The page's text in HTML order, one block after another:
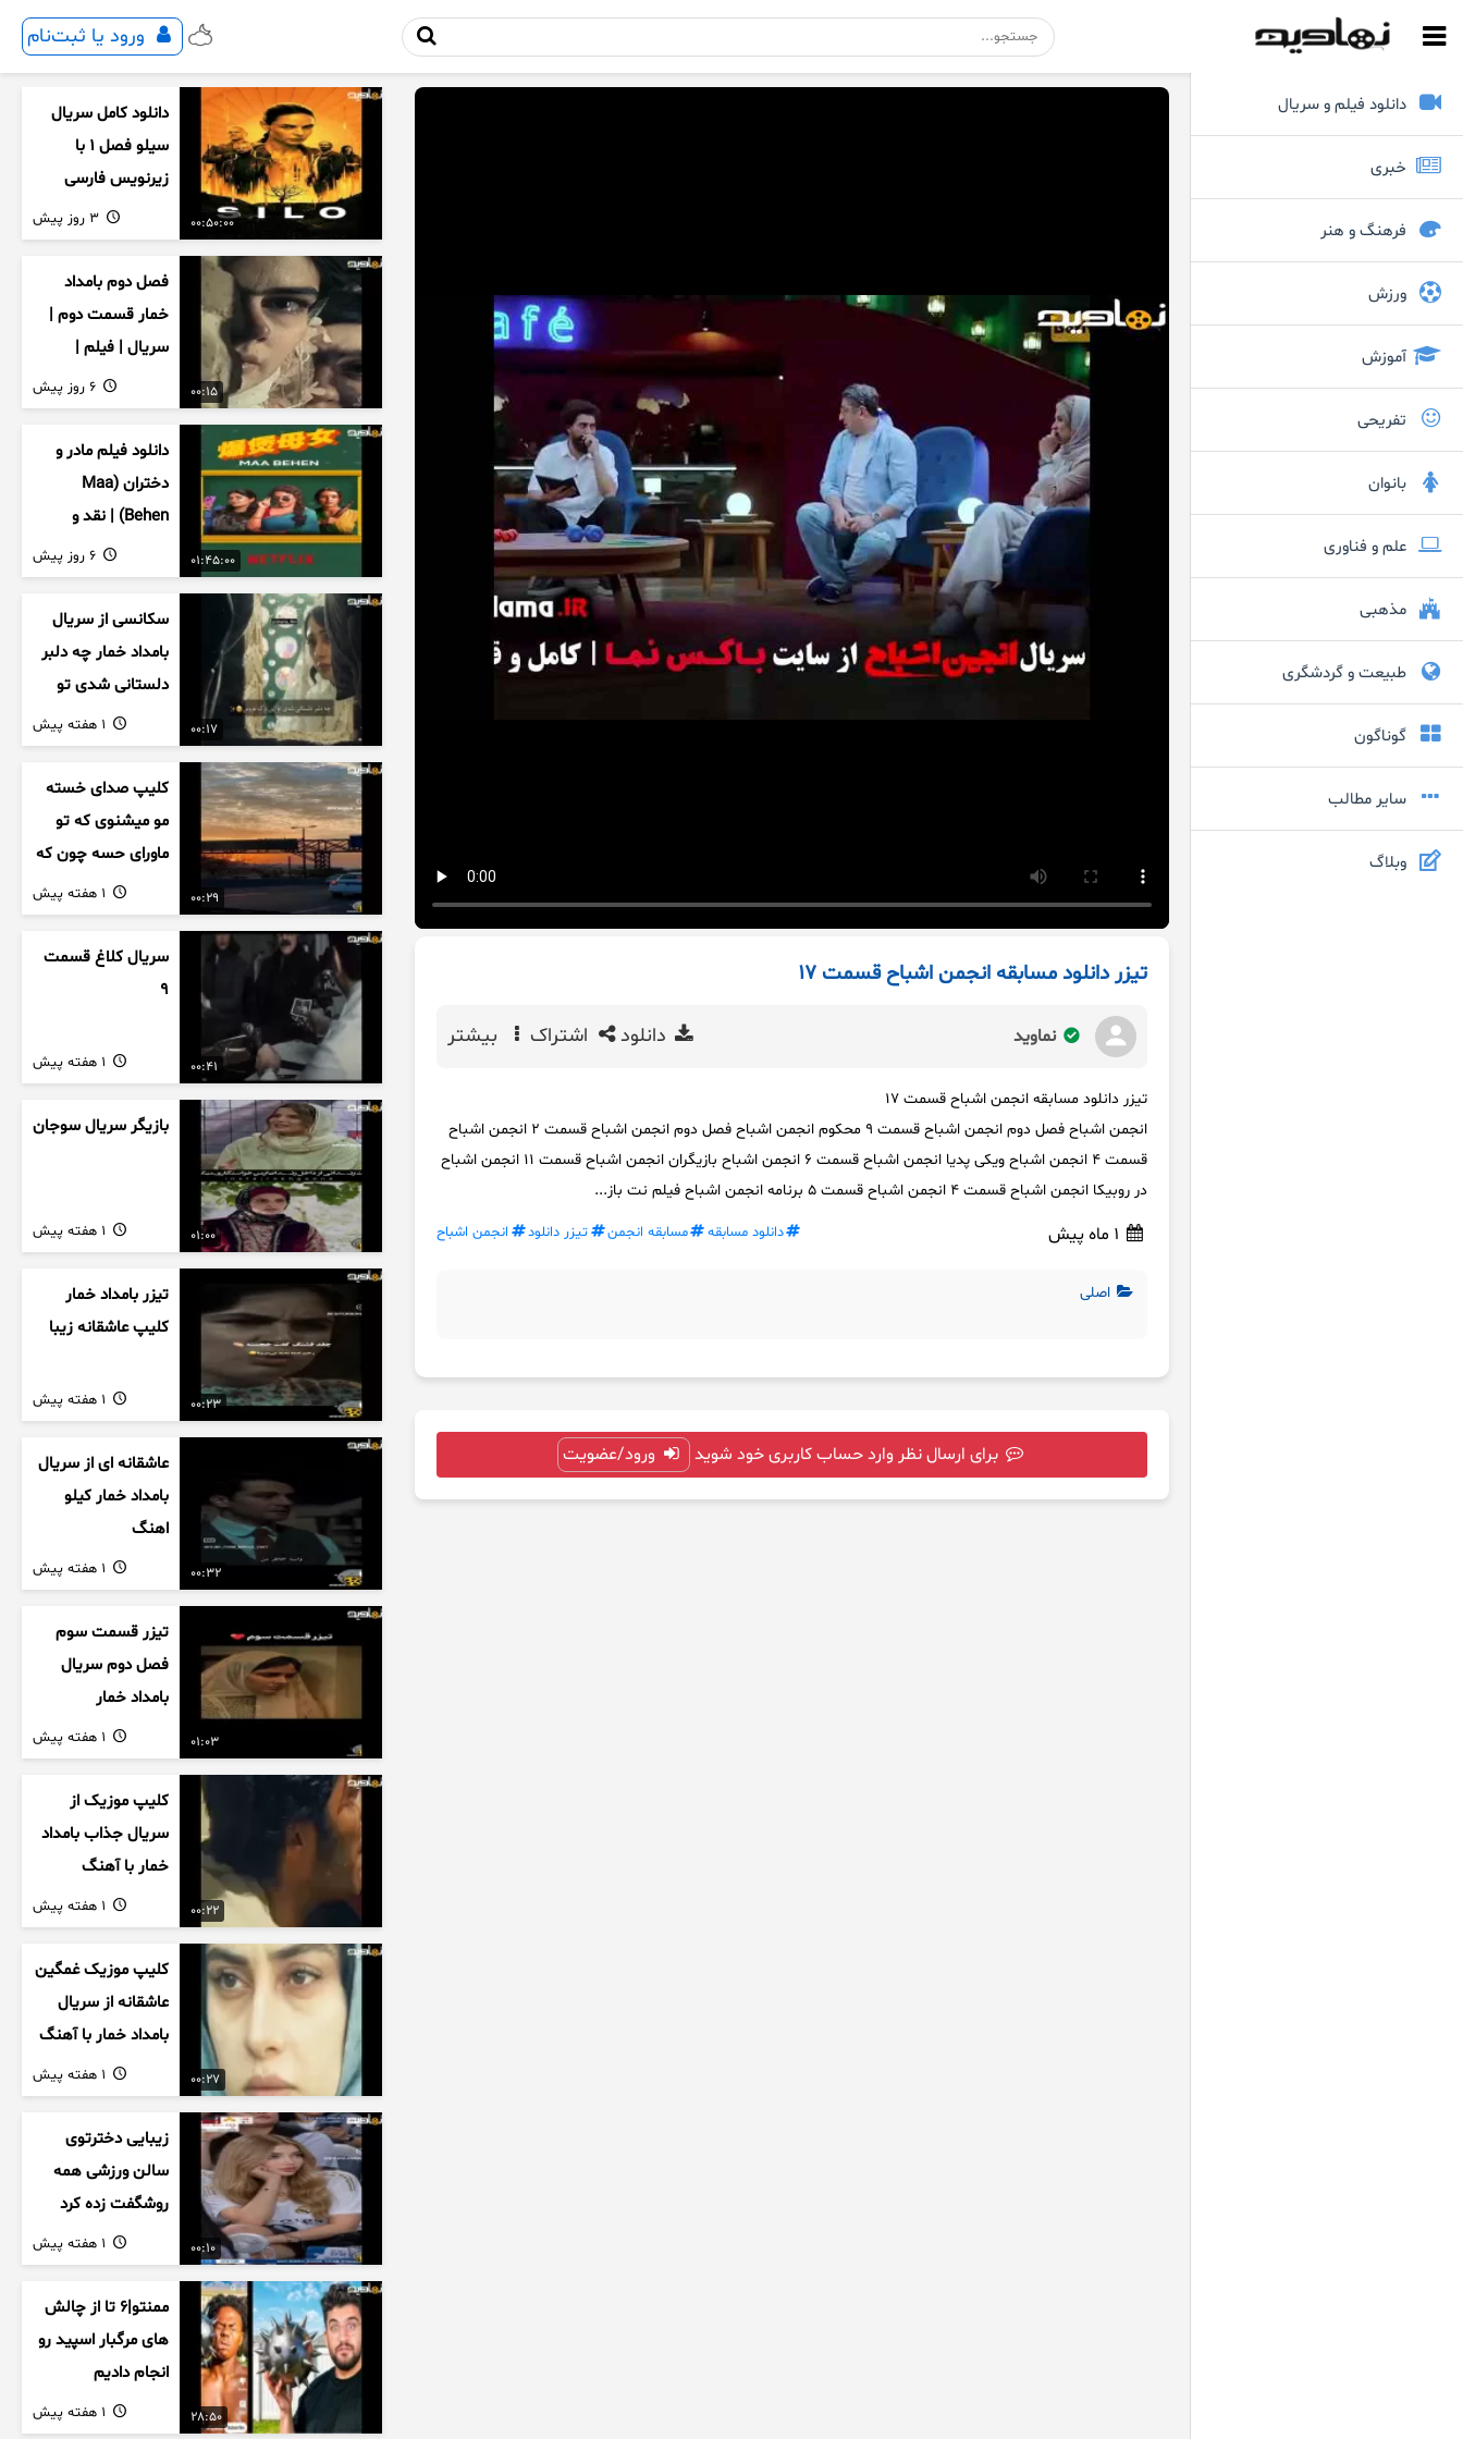
ورود یا ثبت‌نام
دانلود فیلم و سریال
خبری
فرهنگ و هنر
ورزش
آموزش
تفریحی
بانوان
علم و فناوری
مذهبی
طبیعت و گردشگری
گوناگون
سایر مطالب
وبلاگ
تیزر دانلود مسابقه انجمن اشباح قسمت 17
نماوید دانلود اشتراک بیشتر
تیزر دانلود مسابقه انجمن اشباح قسمت 17
انجمن اشباح فصل دوم انجمن اشباح قسمت ۹ محکوم انجمن اشباح فصل دوم انجمن اشباح قسمت ۲ انجمن اشباح
قسمت ۴ انجمن اشباح ویکی پدیا انجمن اشباح قسمت ۶ انجمن اشباح بازیگران انجمن اشباح قسمت ۱۱ انجمن اشباح
در روبیکا انجمن اشباح قسمت ۴ انجمن اشباح قسمت ۵ برنامه انجمن اشباح فیلم نت باز...
دانلود مسابقه مسابقه انجمن تیزر دانلود انجمن اشباح
اصلی
برای ارسال نظر وارد حساب کاربری خود شوید ورود/عضویت
00:50:00
دانلود کامل سریال
سیلو فصل ۱ با
زیرنویس فارسی
00:15
فصل دوم بامداد
خمار قسمت دوم |
سریال | فیلم |
نمایش خانگی |
محبوبه | سینمایی
01:45:00
دانلود فیلم مادر و
دختران (Maa
Behen) | نقد و
بررسی درام خانوادگی
هندی
00:17
سکانسی از سریال
بامداد خمار چه دلبر
دلستانی شدی تو
این بزک عروس..
00:29
کلیپ صدای خسته
مو میشنوی که تو
ماورای حسه چون که
داریم می رسیم به
اخرای قصه
00:41
سریال کلاغ قسمت
9
01:00
بازیگر سریال سوجان
00:23
تیزر بامداد خمار
کلیپ عاشقانه زیبا
00:32
عاشقانه ای از سریال
بامداد خمار کیلو
اهنگ
01:03
تیزر قسمت سوم
فصل دوم سریال
بامداد خمار
00:22
کلیپ موزیک از
سریال جذاب بامداد
خمار با آهنگ
عاشقانه
00:27
کلیپ موزیک غمگین
عاشقانه از سریال
بامداد خمار با آهنگ
احسان خواجه امیری
00:10
زیبایی دخترتوی
سالن ورزشی همه
روشگفت زده کرد
28:50
ممنتو|۶ تا از چالش
های مرگبار اسپید رو
انجام دادیم